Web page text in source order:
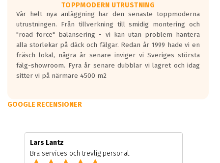
TOPPMODERN UTRUSTNING
Vår helt nya anläggning har den senaste toppmoderna
utrustningen. Från tillverkning till smidig montering och
"road force" balansering - vi kan utan problem hantera
alla storlekar på däck och fälgar. Redan år 1999 hade vi en
fräsch lokal, några år senare inviger vi Sveriges största
fälg-showroom. Fyra år senare dubblar vi lagret och idag
sitter vi på närmare 4500 m2
GOOGLE RECENSIONER
Lars Lantz
Bra services och trevlig personal.